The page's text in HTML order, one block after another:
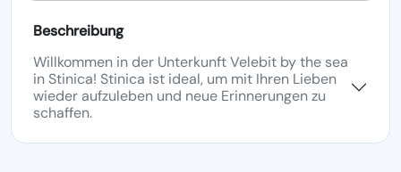
Beschreibung
Willkommen in der Unterkunft Velebit by the sea
in Stinica! Stinica ist ideal, um mit Ihren Lieben
wieder aufzuleben und neue Erinnerungen zu
schaffen.